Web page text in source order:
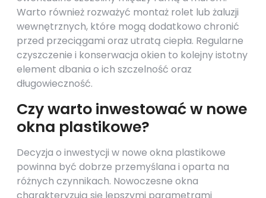
Warto również rozważyć montaż rolet lub żaluzji
wewnętrznych, które mogą dodatkowo chronić
przed przeciągami oraz utratą ciepła. Regularne
czyszczenie i konserwacja okien to kolejny istotny
element dbania o ich szczelność oraz
długowieczność.
Czy warto inwestować w nowe
okna plastikowe?
Decyzja o inwestycji w nowe okna plastikowe
powinna być dobrze przemyślana i oparta na
różnych czynnikach. Nowoczesne okna